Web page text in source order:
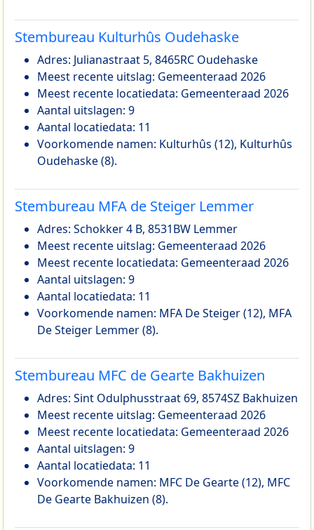
Stembureau Kulturhûs Oudehaske
Adres: Julianastraat 5, 8465RC Oudehaske
Meest recente uitslag: Gemeenteraad 2026
Meest recente locatiedata: Gemeenteraad 2026
Aantal uitslagen: 9
Aantal locatiedata: 11
Voorkomende namen: Kulturhûs (12), Kulturhûs
Oudehaske (8).
Stembureau MFA de Steiger Lemmer
Adres: Schokker 4 B, 8531BW Lemmer
Meest recente uitslag: Gemeenteraad 2026
Meest recente locatiedata: Gemeenteraad 2026
Aantal uitslagen: 9
Aantal locatiedata: 11
Voorkomende namen: MFA De Steiger (12), MFA
De Steiger Lemmer (8).
Stembureau MFC de Gearte Bakhuizen
Adres: Sint Odulphusstraat 69, 8574SZ Bakhuizen
Meest recente uitslag: Gemeenteraad 2026
Meest recente locatiedata: Gemeenteraad 2026
Aantal uitslagen: 9
Aantal locatiedata: 11
Voorkomende namen: MFC De Gearte (12), MFC
De Gearte Bakhuizen (8).